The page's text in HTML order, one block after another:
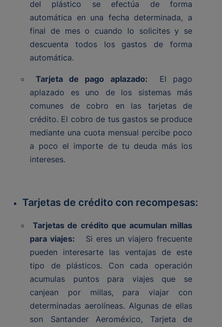
del plástico se efectúa de forma
automática en una fecha determinada, a
final de mes o cuando lo solicites y se
descuenta todos los gastos de forma
automática.
Tarjeta de pago aplazado: El pago
aplazado es uno de los sistemas más
comunes de cobro en las tarjetas de
crédito. El cobro de tus gastos se produce
mediante una cuota mensual percibe poco
a poco el importe de tu deuda más los
intereses.
Tarjetas de crédito con recompesas:
Tarjetas de crédito que acumulan millas
para viajes: Si eres un viajero frecuente
pueden interesarte las ventajas de este
tipo de plásticos. Con cada operación
acumulas puntos para viajes que se
canjean por millas, para viajar con
determinadas aerolíneas. Algunas de ellas
son Santander Aeroméxico, Tarjeta de